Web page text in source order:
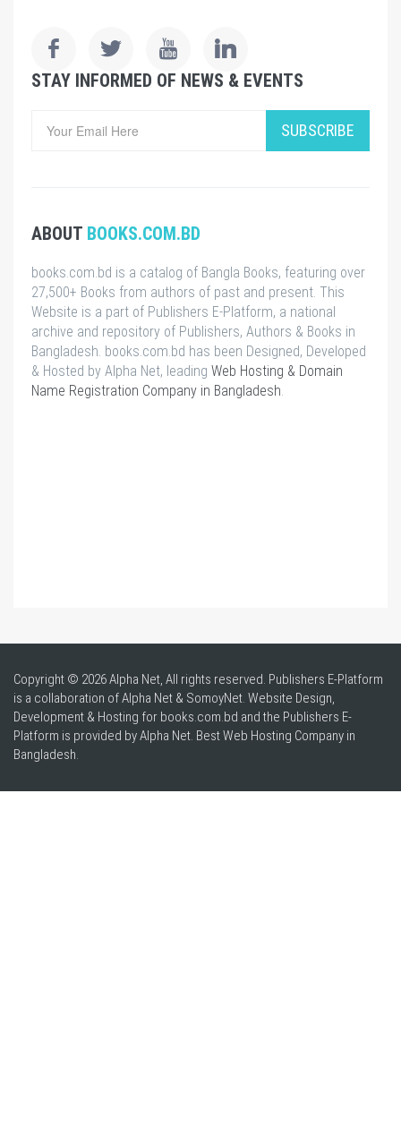
STAY INFORMED OF NEWS & EVENTS
SUBSCRIBE
ABOUT BOOKS.COM.BD
books.com.bd is a catalog of Bangla Books, featuring over
27,500+ Books from authors of past and present. This
Website is a part of Publishers E-Platform, a national
archive and repository of Publishers, Authors & Books in
Bangladesh. books.com.bd has been Designed, Developed
& Hosted by Alpha Net, leading Web Hosting & Domain
Name Registration Company in Bangladesh
Copyright © 2026 Alpha Net, All rights reserved. Publishers E-Platform
is a collaboration of Alpha Net & SomoyNet. Website Design,
Development & Hosting for books.com.bd and the Publishers E-
Platform is provided by Alpha Net. BestWeb Hosting Company in
Bangladesh.